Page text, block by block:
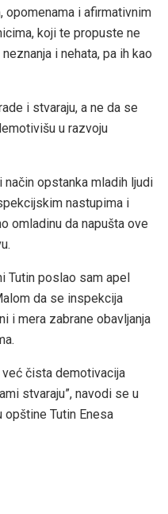
opomenama i afirmativnim
koji te propuste ne
i nehata, pa ih kao
i stvaraju, a ne da se
u razvoju
opstanka mladih ljudi
nastupima i
omladinu da napušta ove
Tutin poslao sam apel
da se inspekcija
i mera zabrane obavljanja
već čista demotivacija
stvaraju”, navodi se u
Tutin Enesa